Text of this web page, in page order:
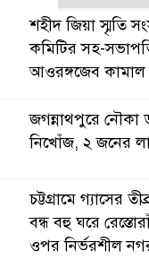
শহীদ জিয়া স্মৃতি
কমিটির সহ-
আওরঙ্গজেব কামাল
জগন্নাথপুরে নৌকা
নিখোঁজ, ২ জনের
চট্টগ্রামে গ্যাসের
বন্ধ বহু ঘরে
ওপর নির্ভরশীল